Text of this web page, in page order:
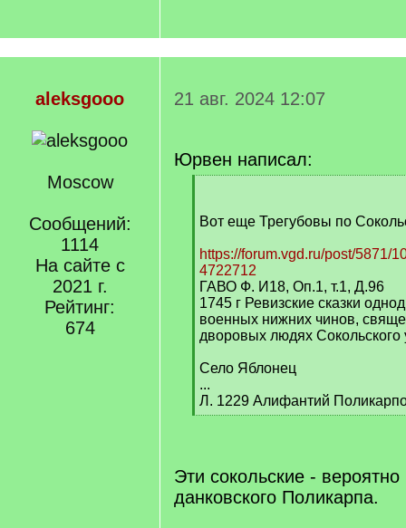
aleksgooo
Moscow
Сообщений:
1114
На сайте с
2021 г.
Рейтинг:
674
21 авг. 2024 12:07
Юрвен написал:
]Вот еще Трегубовы по
https://forum.vgd.ru/post/5871/
4722712
ГАВО Ф. И18, Оп.1, т.1, Д.96
1745 г Ревизские сказки
военных нижних чинов,
дворовых людях Сокольского
Село Яблонец
...
Л. 1229 Алифантий
[
Эти сокольские - вероятно
данковского Поликарпа.